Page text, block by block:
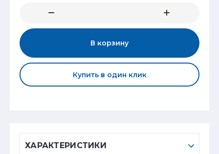
В корзину
Купить в один клик
ХАРАКТЕРИСТИКИ